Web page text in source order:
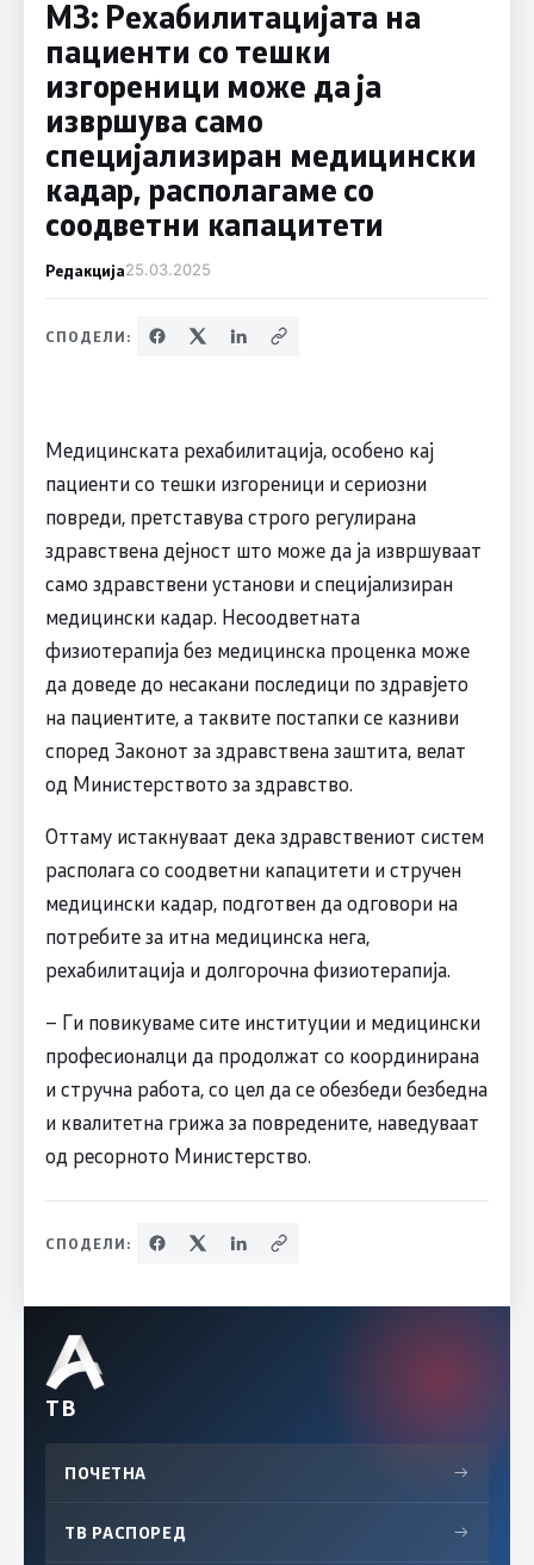
МЗ: Рехабилитацијата на
пациенти со тешки
изгореници може да ја
извршува само
специјализиран медицински
кадар, располагаме со
соодветни капацитети
Редакција25.03.2025
СПОДЕЛИ:
Медицинската рехабилитација, особено кај
пациенти со тешки изгореници и сериозни
повреди, претставува строго регулирана
здравствена дејност што може да ја извршуваат
само здравствени установи и специјализиран
медицински кадар. Несоодветната
физиотерапија без медицинска проценка може
да доведе до несакани последици по здравјето
на пациентите, а таквите постапки се казниви
според Законот за здравствена заштита, велат
од Министерството за здравство.
Оттаму истакнуваат дека здравствениот систем
располага со соодветни капацитети и стручен
медицински кадар, подготвен да одговори на
потребите за итна медицинска нега,
рехабилитација и долгорочна физиотерапија.
– Ги повикуваме сите институции и медицински
професионалци да продолжат со координирана
и стручна работа, со цел да се обезбеди безбедна
и квалитетна грижа за повредените, наведуваат
од ресорното Министерство.
СПОДЕЛИ:
ТВ
ПОЧЕТНА →
ТВ РАСПОРЕД →